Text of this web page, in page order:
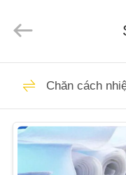
TRANG
CHỦ
CÁC
LOVER
LTD.
vật
Chăn cách